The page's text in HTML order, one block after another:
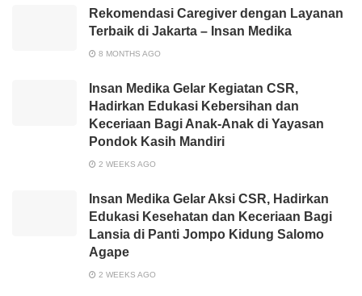
Rekomendasi Caregiver dengan Layanan
Terbaik di Jakarta – Insan Medika
8 MONTHS AGO
Insan Medika Gelar Kegiatan CSR,
Hadirkan Edukasi Kebersihan dan
Keceriaan Bagi Anak-Anak di Yayasan
Pondok Kasih Mandiri
2 WEEKS AGO
Insan Medika Gelar Aksi CSR, Hadirkan
Edukasi Kesehatan dan Keceriaan Bagi
Lansia di Panti Jompo Kidung Salomo
Agape
2 WEEKS AGO